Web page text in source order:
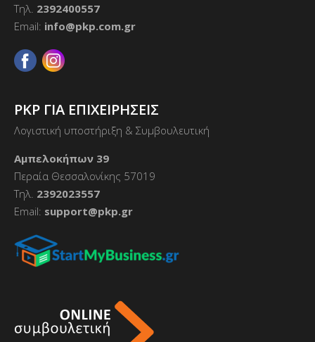
Τηλ. 2392400557
Email: info@pkp.com.gr
PKP ΓΙΑ ΕΠΙΧΕΙΡΗΣΕΙΣ
Λογιστική υποστήριξη & Συμβουλευτική
Αμπελοκήπων 39
Περαία Θεσσαλονίκης 57019
Τηλ. 2392023557
Email: support@pkp.gr